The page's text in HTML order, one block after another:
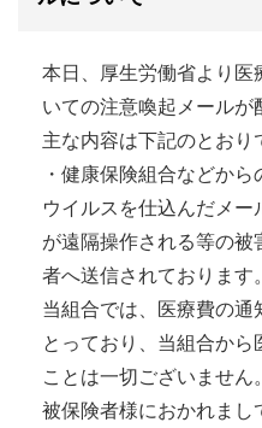
本日、厚生労働省より
いての注意喚起メールが
主な内容は下記のとおり
・健康保険組合などから
ウイルスを仕込んだメ
が遠隔操作される等の
者へ送信されております。
当組合では、医療費の
とっており、当組合か
ことは一切ございません。
被保険者様におかれまし